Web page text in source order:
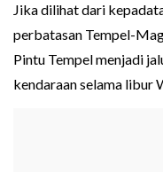
Jika dilihat dari
perbatasan Tempel-
Pintu Tempel menjadi
kendaraan selama libur